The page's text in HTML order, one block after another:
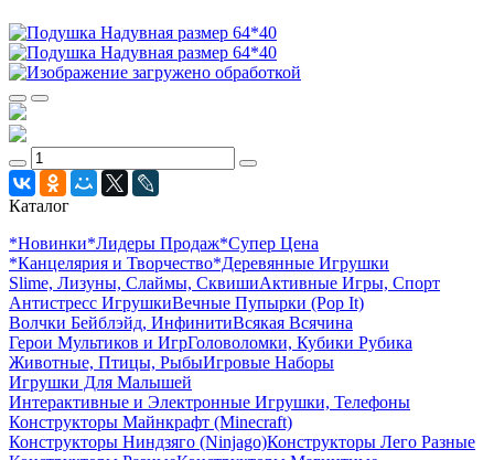
Каталог
*Новинки*Лидеры Продаж*Супер Цена
*Канцелярия и Творчество*Деревянные Игрушки
Slime, Лизуны, Слаймы, СквишиАктивные Игры, Спорт
Антистресс ИгрушкиВечные Пупырки (Pop It)
Волчки Бейблэйд, ИнфинитиВсякая Всячина
Герои Мультиков и ИгрГоловоломки, Кубики Рубика
Животные, Птицы, РыбыИгровые Наборы
Игрушки Для Малышей
Интерактивные и Электронные Игрушки, Телефоны
Конструкторы Майнкрафт (Minecraft)
Конструкторы Ниндзяго (Ninjago)Конструкторы Лего Разные